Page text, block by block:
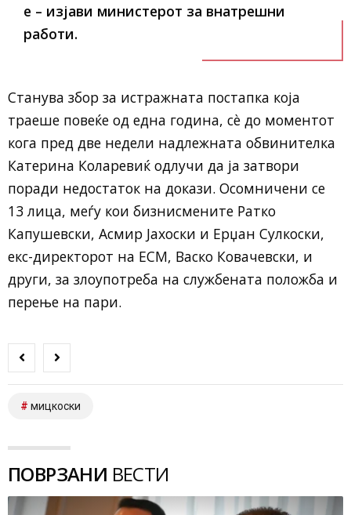
е – изјави министерот за внатрешни
работи.
Станува збор за истражната постапка која
траеше повеќе од една година, сè до моментот
кога пред две недели надлежната обвинителка
Катерина Коларевиќ одлучи да ја затвори
поради недостаток на докази. Осомничени се
13 лица, меѓу кои бизнисмените Ратко
Капушевски, Асмир Јахоски и Ерџан Сулкоски,
екс-директорот на ЕСМ, Васко Ковачевски, и
други, за злоупотреба на службената положба и
перење на пари.
мицкоски
ПОВРЗАНИ ВЕСТИ